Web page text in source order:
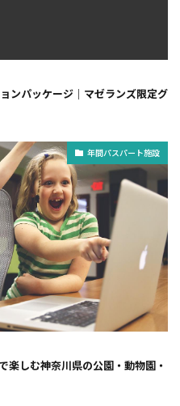
ンパッケージ｜マゼランズ限定グ
年間パスパート施設
楽しむ神奈川県の公園・動物園・